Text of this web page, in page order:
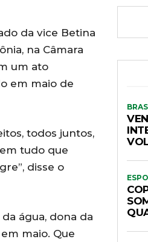
da vice Betina
na Câmara
um ato
em maio de
todos juntos,
tudo que
disse o
água, dona da
maio. Que